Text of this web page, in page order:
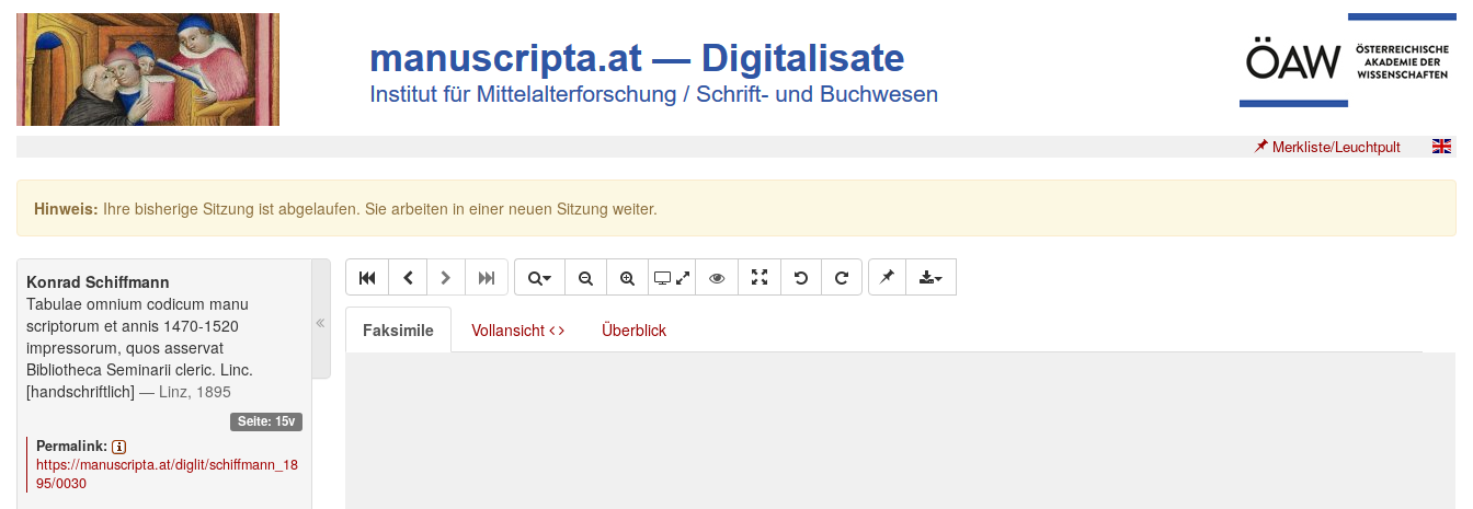
Merkliste/Leuchtpult
Hinweis: Ihre bisherige Sitzung ist abgelaufen. Sie arbeiten in einer neuen Sitzung weiter.
Konrad Schiffmann
Tabulae omnium codicum manu
scriptorum et annis 1470-1520
impressorum, quos asservat
Bibliotheca Seminarii cleric. Linc.
[handschriftlich] — Linz, 1895
Seite: 15v
Permalink:
https://manuscripta.at/diglit/schiffmann_18
95/0030
Faksimile Vollansicht Überblick